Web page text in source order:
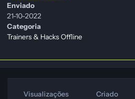
Enviado
21-10-2022
Categoria
Trainers & Hacks Offline
Visualizações Criado